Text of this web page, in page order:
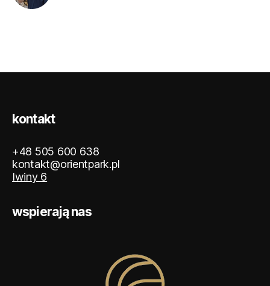
kontakt
+48 505 600 638
kontakt@orientpark.pl
Iwiny 6
wspierają nas